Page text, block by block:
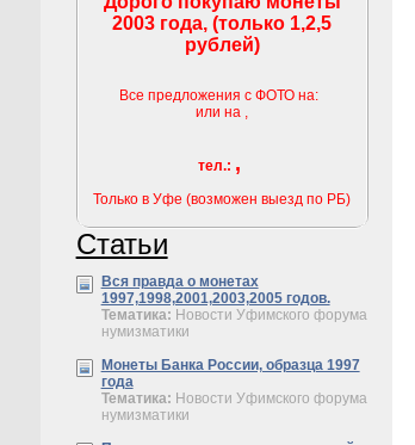
2003 года, (только 1,2,5
рублей)
Все предложения с ФОТО на:
или на ,
тел.: ,
Только в Уфе (возможен выезд по РБ)
Статьи
Вся правда о монетах
1997,1998,2001,2003,2005 годов.
Тематика: Новости Уфимского форума
нумизматики
Монеты Банка России, образца 1997
года
Тематика: Новости Уфимского форума
нумизматики